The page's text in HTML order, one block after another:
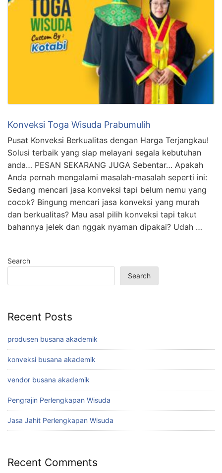
Konveksi Toga Wisuda Prabumulih
Pusat Konveksi Berkualitas dengan Harga Terjangkau!
Solusi terbaik yang siap melayani segala kebutuhan
anda… PESAN SEKARANG JUGA Sebentar… Apakah
Anda pernah mengalami masalah-masalah seperti ini:
Sedang mencari jasa konveksi tapi belum nemu yang
cocok? Bingung mencari jasa konveksi yang murah
dan berkualitas? Mau asal pilih konveksi tapi takut
bahannya jelek dan nggak nyaman dipakai? Udah …
Search
Search
Recent Posts
produsen busana akademik
konveksi busana akademik
vendor busana akademik
Pengrajin Perlengkapan Wisuda
Jasa Jahit Perlengkapan Wisuda
Recent Comments